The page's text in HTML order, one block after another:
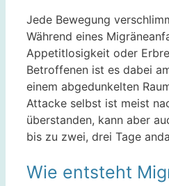
Jede Bewegung
Während eines
Appetitlosigkeit oder
Betroffenen ist es dabei
einem abgedunkelten
Attacke selbst ist meist
überstanden, kann aber
bis zu zwei, drei Tage
Wie entsteht